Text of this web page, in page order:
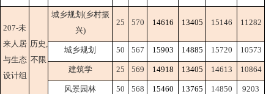
207-未
来人居
与生态
设计组
历史,
不限
城乡规划(乡村振
兴)
25 570 14616 13405 15146 11282
城乡规划 50 567 15903 14885 15720 10573
建筑学 25 569 14918 13405 14613 10864
风景园林 50 568 15460 13765 14850 9203